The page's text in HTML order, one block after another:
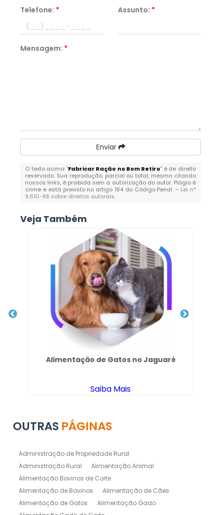
Telefone: * Assunto: *
Mensagem: *
Enviar
O texto acima "Fabricar Ração no Bom Retiro" é de direito
reservado. Sua reprodução, parcial ou total, mesmo citando
nossos links, é proibida sem a autorização do autor. Plágio é
crime e está previsto no artigo 184 do Código Penal. – Lei n°
9.610-98 sobre direitos autorais.
Veja Também
Alimentação de Gatos no Jaguaré
Saiba Mais
OUTRAS PÁGINAS
Administração de Propriedade Rural
Administração Rural
Alimentação Animal
Alimentação Bovinos de Corte
Alimentação de Bovinos
Alimentação de Cães
Alimentação de Gatos
Alimentação Gado